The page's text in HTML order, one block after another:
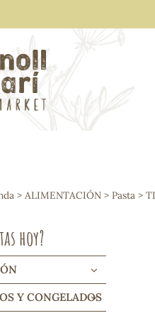
y legumbres
secos y snacks
mueslis, hinchados y
y dulces
y salsas
y sémolas
> ALIMENTACIÓN > Pasta >
hoy?
Y CONGELADOS